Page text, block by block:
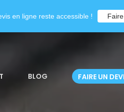
BLOG FAIRE UN
en ligne reste accessible !